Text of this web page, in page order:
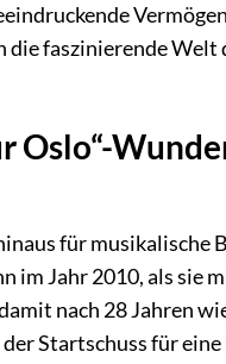
die faszinierende
Oslo“-
für
Jahr 2010, als sie
nach 28 Jahren
Startschuss für